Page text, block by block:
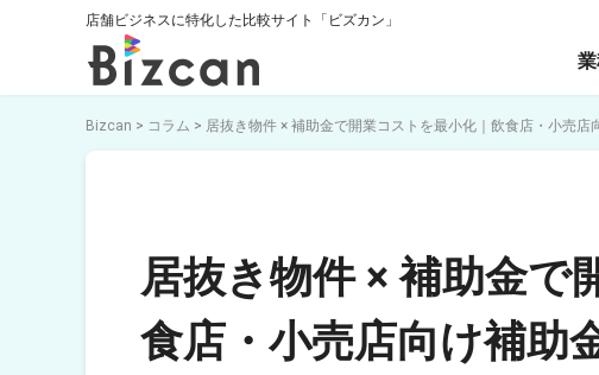
店舗ビジネスに特化した比較サイト「ビズカン」
Bizcan > コラム > 居抜き物件 × 補助金で開業コストを最小化｜飲食店・小売店
居抜き物件 × 補助金で
食店・小売店向け補助